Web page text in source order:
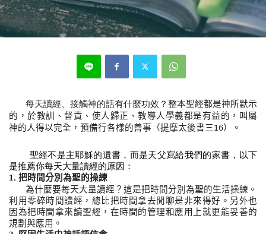
每天讀經、接觸神的話有什麼功效？整本聖經都是神所默示
的，於教訓、督責、使人歸正、教導人學義都是有益的，叫屬
神的人得以完全，預備行各樣的善事
（提摩太後書三16）。
聖經不是主耶穌的遺書，而是天父寫給我們的家書，以下
是推薦你每天大量讀經的原因：
1. 把時間分別為聖的操練
為什麼要每天大量讀經？這是把時間分別為聖的生活操練。
利用零碎時間讀經，總比把時間拿去閒聊是非來得好。另外也
因為把時間拿來讀聖經，在時間的管理和應用上就更能妥善的
規劃與應用。